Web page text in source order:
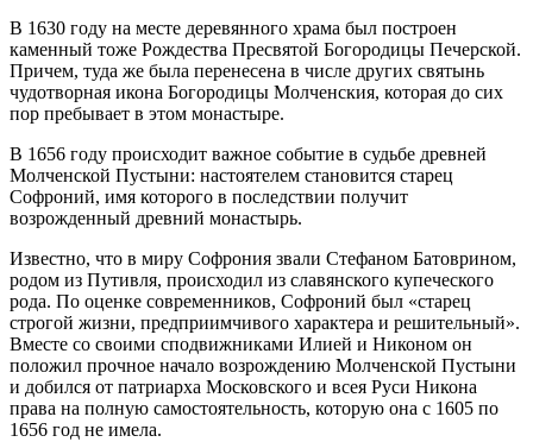
В 1630 году на месте деревянного храма был построен
каменный тоже Рождества Пресвятой Богородицы Печерской.
Причем, туда же была перенесена в числе других святынь
чудотворная икона Богородицы Молченския, которая до сих
пор пребывает в этом монастыре.
В 1656 году происходит важное событие в судьбе древней
Молченской Пустыни: настоятелем становится старец
Софроний, имя которого в последствии получит
возрожденный древний монастырь.
Известно, что в миру Софрония звали Стефаном Батоврином,
родом из Путивля, происходил из славянского купеческого
рода. По оценке современников, Софроний был «старец
строгой жизни, предприимчивого характера и решительный».
Вместе со своими сподвижниками Илией и Никоном он
положил прочное начало возрождению Молченской Пустыни
и добился от патриарха Московского и всея Руси Никона
права на полную самостоятельность, которую она с 1605 по
1656 год не имела.